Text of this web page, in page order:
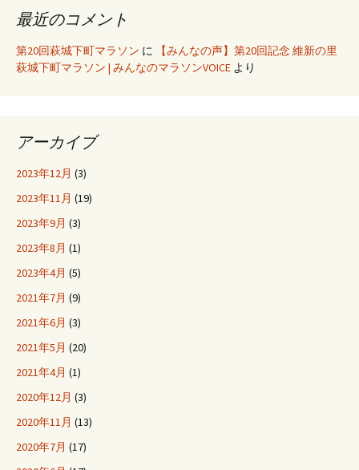
最近のコメント
第20回萩城下町マラソン に
【みんなの声】第20回記念 維新の里
萩城下町マラソン | みんなのマラソンVOICE より
アーカイブ
2023年12月 (3)
2023年11月 (19)
2023年9月 (3)
2023年8月 (1)
2023年4月 (5)
2021年7月 (9)
2021年6月 (3)
2021年5月 (20)
2021年4月 (1)
2020年12月 (3)
2020年11月 (13)
2020年7月 (17)